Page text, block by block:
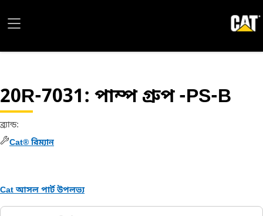
20R-7031: পাম্প গ্রুপ -PS-B
ব্র্যান্ড:
Cat® রিম্যান
Cat আসল পার্ট উপলভ্য